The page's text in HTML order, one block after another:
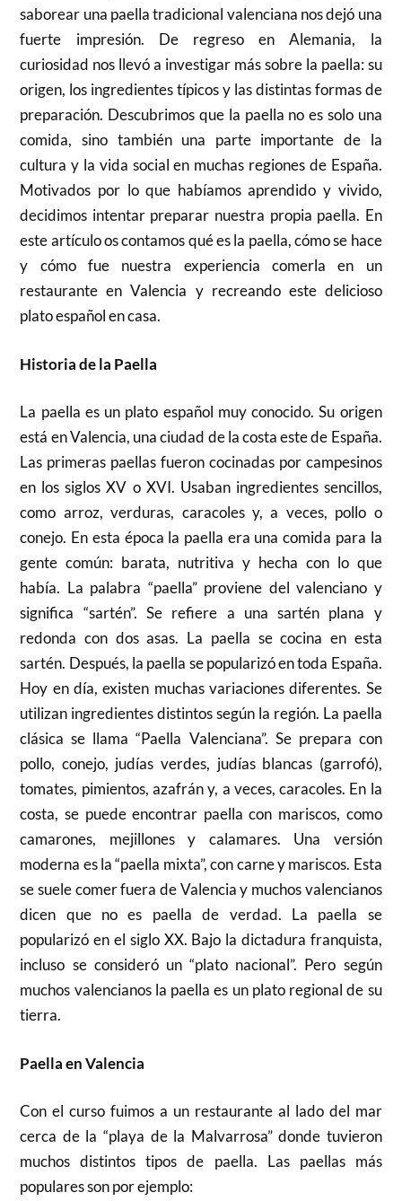
saborear una paella tradicional valenciana nos dejó una
fuerte impresión. De regreso en Alemania, la
curiosidad nos llevó a investigar más sobre la paella: su
origen, los ingredientes típicos y las distintas formas de
preparación. Descubrimos que la paella no es solo una
comida, sino también una parte importante de la
cultura y la vida social en muchas regiones de España.
Motivados por lo que habíamos aprendido y vivido,
decidimos intentar preparar nuestra propia paella. En
este artículo os contamos qué es la paella, cómo se hace
y cómo fue nuestra experiencia comerla en un
restaurante en Valencia y recreando este delicioso
plato español en casa.
Historia de la Paella
La paella es un plato español muy conocido. Su origen
está en Valencia, una ciudad de la costa este de España.
Las primeras paellas fueron cocinadas por campesinos
en los siglos XV o XVI. Usaban ingredientes sencillos,
como arroz, verduras, caracoles y, a veces, pollo o
conejo. En esta época la paella era una comida para la
gente común: barata, nutritiva y hecha con lo que
había. La palabra “paella” proviene del valenciano y
significa “sartén”. Se refiere a una sartén plana y
redonda con dos asas. La paella se cocina en esta
sartén. Después, la paella se popularizó en toda España.
Hoy en día, existen muchas variaciones diferentes. Se
utilizan ingredientes distintos según la región. La paella
clásica se llama “Paella Valenciana”. Se prepara con
pollo, conejo, judías verdes, judías blancas (garrofó),
tomates, pimientos, azafrán y, a veces, caracoles. En la
costa, se puede encontrar paella con mariscos, como
camarones, mejillones y calamares. Una versión
moderna es la “paella mixta”, con carne y mariscos. Esta
se suele comer fuera de Valencia y muchos valencianos
dicen que no es paella de verdad. La paella se
popularizó en el siglo XX. Bajo la dictadura franquista,
incluso se consideró un “plato nacional”. Pero según
muchos valencianos la paella es un plato regional de su
tierra.
Paella en Valencia
Con el curso fuimos a un restaurante al lado del mar
cerca de la “playa de la Malvarrosa” donde tuvieron
muchos distintos tipos de paella. Las paellas más
populares son por ejemplo: